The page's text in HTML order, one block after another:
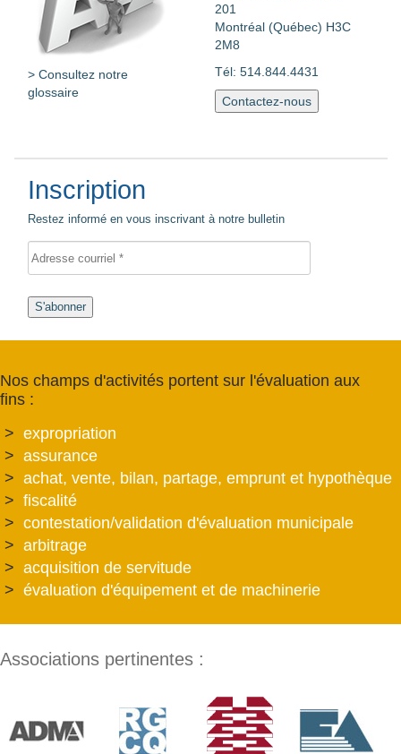
> Consultez notre
glossaire
201
Montréal (Québec) H3C
2M8
Tél: 514.844.4431
Contactez-nous
Inscription
Restez informé en vous inscrivant à notre bulletin
S'abonner
Nos champs d'activités portent sur l'évaluation aux
fins :
expropriation
assurance
achat, vente, bilan, partage, emprunt et hypothèque
fiscalité
contestation/validation d'évaluation municipale
arbitrage
acquisition de servitude
évaluation d'équipement et de machinerie
Associations pertinentes :